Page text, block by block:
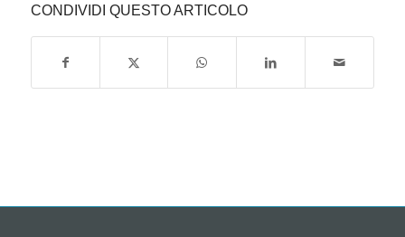
CONDIVIDI QUESTO ARTICOLO